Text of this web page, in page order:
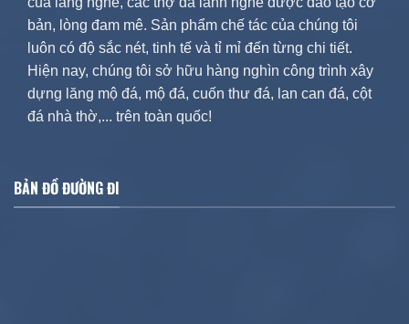
bản, lòng đam mê. Sản phẩm chế tác của chúng tôi
luôn có độ sắc nét, tinh tế và tỉ mỉ đến từng chi tiết.
Hiện nay, chúng tôi sở hữu hàng nghìn công trình xây
dựng lăng mộ đá, mộ đá, cuốn thư đá, lan can đá, cột
đá nhà thờ,... trên toàn quốc!
BẢN ĐỒ ĐƯỜNG ĐI